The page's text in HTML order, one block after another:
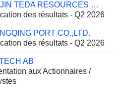
TIANJIN TEDA RESOURCES RECYCLING GROUP CO., LTD.
des résultats - Q2 2026
PORT CO.,LTD.
des résultats - Q2 2026
AB
aux Actionnaires /